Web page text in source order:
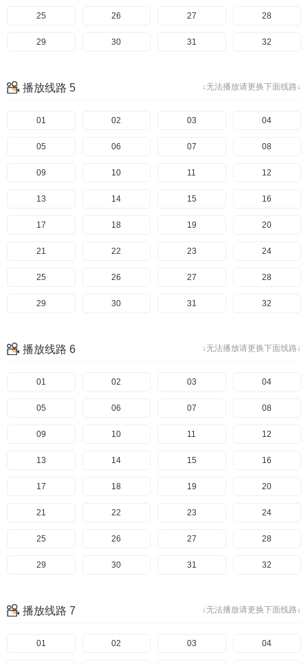
145 146 147 148
149 150 151 152
157
161 162 163 164
165 166 167 168
169 170 171 172
173 174 175 176
177 178 179 180
181 182 183 184
185 186 187 188
189 190 191 192
197
201 202 203 204
205 206 207 总集篇上
总结篇下 总集篇上 总集篇下
106 107 108 109
110 111 112 113
118
122 123 124 125
126 127 128 129
130 131 132 133
134 135 136 137
138 139 140 141
142 143 144 145
146 147 148 149
150 151 152 153
158
162 163 164 165
166 167 168 169
170 171 172 173
174 175 176 177
178 179 180 181
182 183 184 185
186 187 188 189
190 191 192 193
198
202 203 204 205
65 66 67 68
69 70 71 72
77
81 82 83 84
85 86 87 88
89 90 91 92
93 94 95 96
97 98 99 100
101 102 103 104
105 106 107 108
109 110 111 112
117
121 122 123 124
125 126 127 128
129 130 131 132
133 134 135 136
137 138 139 140
141 142 143 144
145 146 147 148
149 150 151 152
157
161 162 163 164
25 26 27 28
29 30 31 32
37
41 42 43 44
45 46 47 48
49 50 51 52
53 54 55 56
57 58 59 60
61 62 63 64
65 66 67 68
69 70 71 72
77
81 82 83 84
85 86 87 88
89 90 91 92
93 94 95 96
97 98 99 100
101 102 103 104
105 106 107 108
109 110 111 112
117
121 122 123 124
↓无法播放请更换下面线路↓
播放线路 5
01 02 03 04
05 06 07 08
09 10 11 12
13 14 15 16
17 18 19 20
21 22 23 24
25 26 27 28
29 30 31 32
37
41 42 43 44
45 46 47 48
49 50 51 52
53 54 55 56
57 58 59 60
61 62 63 64
65 66 67 68
69 70 71 72
77
81 82 83 84
↓无法播放请更换下面线路↓
播放线路 6
01 02 03 04
05 06 07 08
09 10 11 12
13 14 15 16
17 18 19 20
21 22 23 24
25 26 27 28
29 30 31 32
37
41 42 43 44
↓无法播放请更换下面线路↓
播放线路 7
01 02 03 04